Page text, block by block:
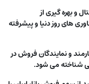
و بهره گیری از
های روز دنیا و پیشرفته
خدمت گرفتن بیش از ۲۵۰۰ کارمند و نمایندگان فروش در
شناخته می شود.